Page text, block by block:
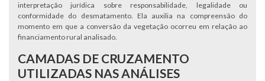
interpretação jurídica sobre responsabilidade, legalidade ou
conformidade do desmatamento. Ela auxilia na compreensão do
momento em que a conversão da vegetação ocorreu em relação ao
financiamento rural analisado.
CAMADAS DE CRUZAMENTO
UTILIZADAS NAS ANÁLISES